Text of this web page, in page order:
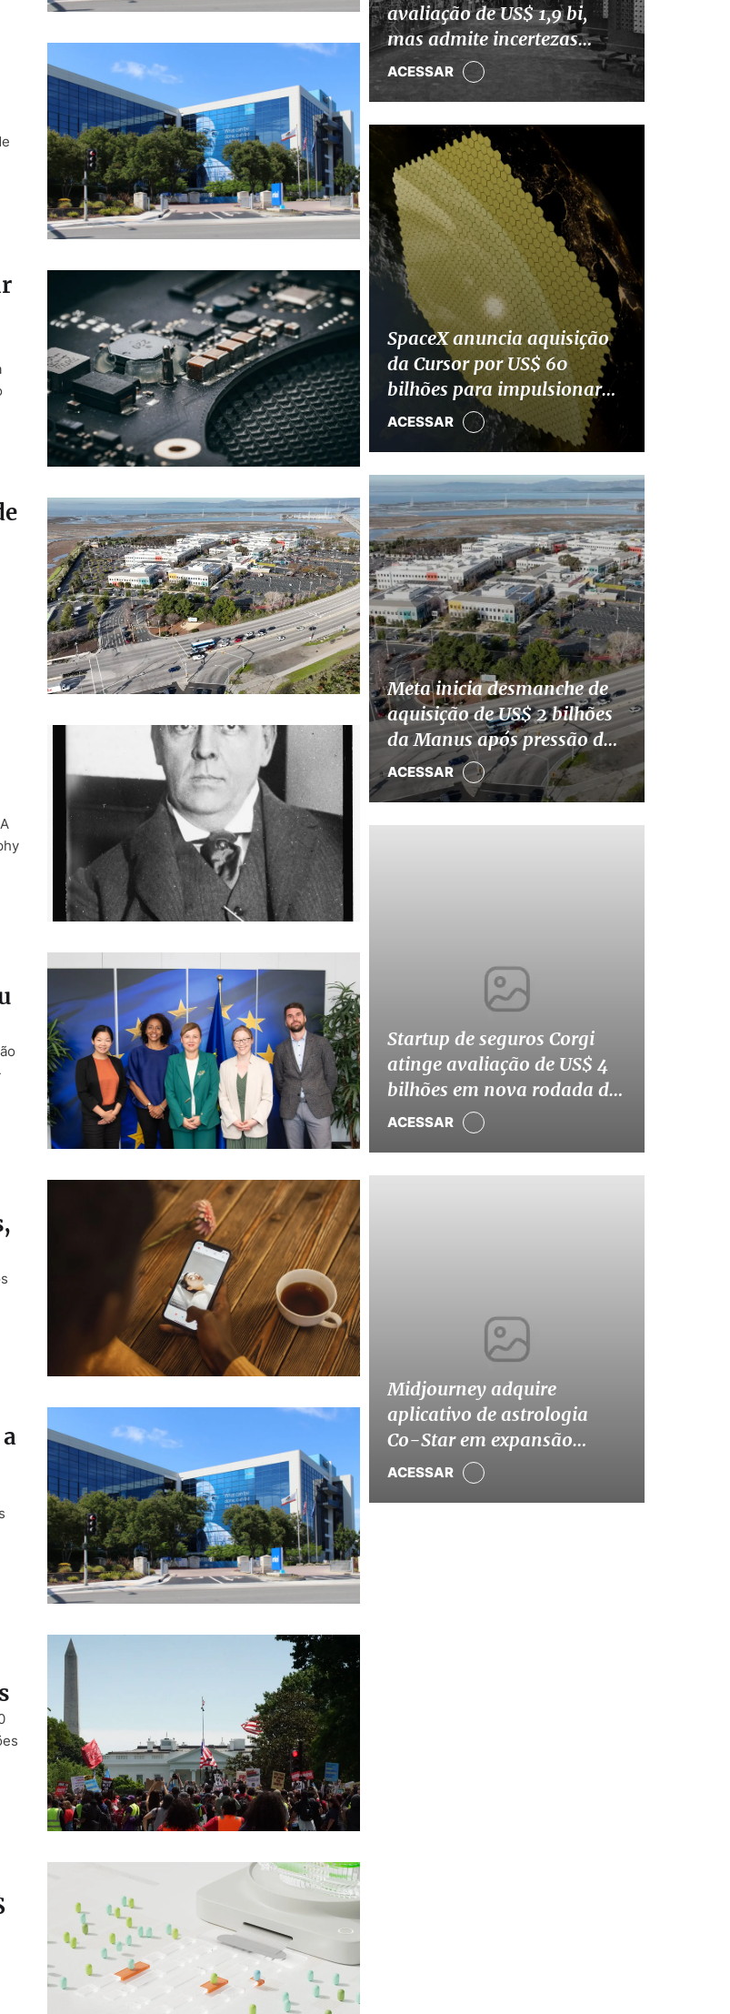
avaliação de US$ 1,9 bi,
mas admite incertezas
sobre computação quântica
ACESSAR
SpaceX anuncia aquisição
da Cursor por US$ 60
bilhões para impulsionar
divisão de IA
ACESSAR
Meta inicia desmanche de
aquisição de US$ 2 bilhões
da Manus após pressão de
Pequim
ACESSAR
Startup de seguros Corgi
atinge avaliação de US$ 4
bilhões em nova rodada de
captação
ACESSAR
Midjourney adquire
aplicativo de astrologia
Co-Star em expansão
estratégica
ACESSAR